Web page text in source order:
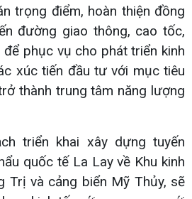
trọng điểm, hoàn thiện đồng
đường giao thông, cao tốc,
để phục vụ cho phát triển kinh
xúc tiến đầu tư với mục tiêu
thành trung tâm năng lượng
triển khai xây dựng tuyến
quốc tế La Lay về Khu kinh
Trị và cảng biển Mỹ Thủy, sẽ